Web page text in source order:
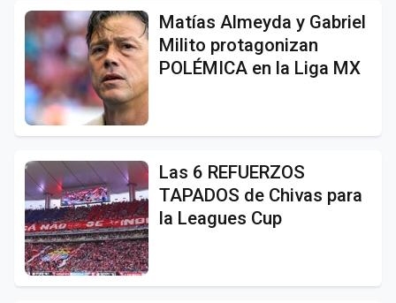
Matías Almeyda y Gabriel
Milito protagonizan
POLÉMICA en la Liga MX
Las 6 REFUERZOS
TAPADOS de Chivas para
la Leagues Cup